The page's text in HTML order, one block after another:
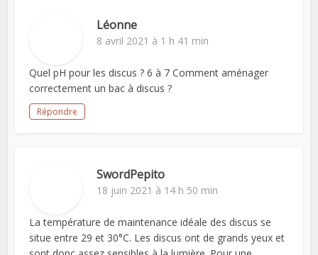
Léonne
8 avril 2021 à 1 h 41 min
Quel pH pour les discus ? 6 à 7 Comment aménager
correctement un bac à discus ?
Répondre
SwordPepito
18 juin 2021 à 14 h 50 min
La température de maintenance idéale des discus se
situe entre 29 et 30°C. Les discus ont de grands yeux et